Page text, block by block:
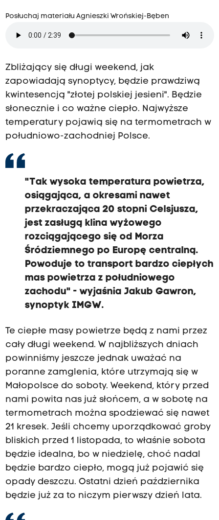
Posłuchaj materiału Agnieszki Wrońskiej-Bęben
Zbliżający się długi weekend, jak
zapowiadają synoptycy, będzie prawdziwą
kwintesencją "złotej polskiej jesieni". Będzie
słonecznie i co ważne ciepło. Najwyższe
temperatury pojawią się na termometrach w
południowo-zachodniej Polsce.
"Tak wysoka temperatura powietrza,
osiągająca, a okresami nawet
przekraczająca 20 stopni Celsjusza,
jest zasługą klina wyżowego
rozciągającego się od Morza
Śródziemnego po Europę centralną.
Powoduje to transport bardzo ciepłych
mas powietrza z południowego
zachodu" - wyjaśnia Jakub Gawron,
synoptyk IMGW.
Te ciepłe masy powietrze będą z nami przez
cały długi weekend. W najbliższych dniach
powinniśmy jeszcze jednak uważać na
poranne zamglenia, które utrzymają się w
Małopolsce do soboty. Weekend, który przed
nami powita nas już słońcem, a w sobotę na
termometrach można spodziewać się nawet
21 kresek. Jeśli chcemy uporządkować groby
bliskich przed 1 listopada, to właśnie sobota
będzie idealna, bo w niedzielę, choć nadal
będzie bardzo ciepło, mogą już pojawić się
opady deszczu. Ostatni dzień października
będzie już za to niczym pierwszy dzień lata.